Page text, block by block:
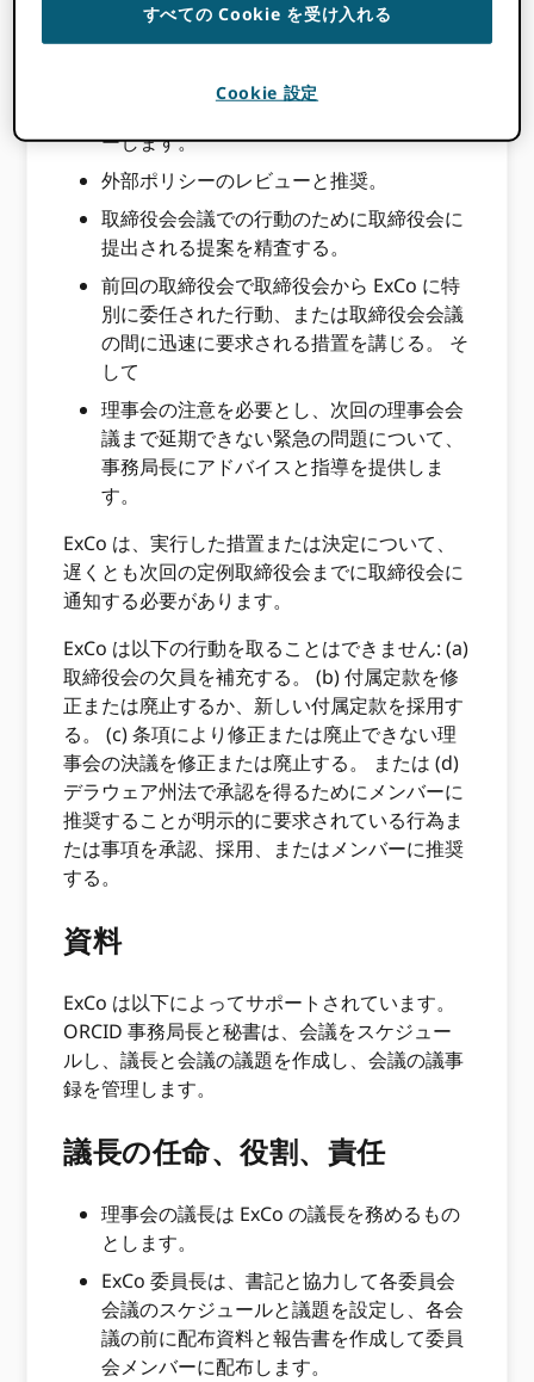
取締役会間の中間財務報告のレビューと承
認。
エグゼクティブディレクターと協力して取
ーします。
外部ポリシーのレビューと推奨。
取締役会会議での行動のために取締役会に
提出される提案を精査する。
前回の取締役会で取締役会から ExCo に特
別に委任された行動、または取締役会会議
の間に迅速に要求される措置を講じる。 そ
して
理事会の注意を必要とし、次回の理事会会
議まで延期できない緊急の問題について、
事務局長にアドバイスと指導を提供しま
す。
ExCo は、実行した措置または決定について、
遅くとも次回の定例取締役会までに取締役会に
通知する必要があります。
ExCo は以下の行動を取ることはできません: (a)
取締役会の欠員を補充する。 (b) 付属定款を修
正または廃止するか、新しい付属定款を採用す
る。 (c) 条項により修正または廃止できない理
事会の決議を修正または廃止する。 または (d)
デラウェア州法で承認を得るためにメンバーに
推奨することが明示的に要求されている行為ま
たは事項を承認、採用、またはメンバーに推奨
する。
資料
ExCo は以下によってサポートされています。
ORCID 事務局長と秘書は、会議をスケジュー
ルし、議長と会議の議題を作成し、会議の議事
録を管理します。
議長の任命、役割、責任
理事会の議長は ExCo の議長を務めるもの
とします。
ExCo 委員長は、書記と協力して各委員会
会議のスケジュールと議題を設定し、各会
議の前に配布資料と報告書を作成して委員
会メンバーに配布します。
すべての Cookie を受け入れる
Cookie 設定